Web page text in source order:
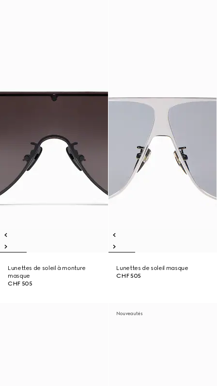
Lunettes de soleil à monture
masque
CHF 505
Lunettes de soleil masque
CHF 505
Nouveautés